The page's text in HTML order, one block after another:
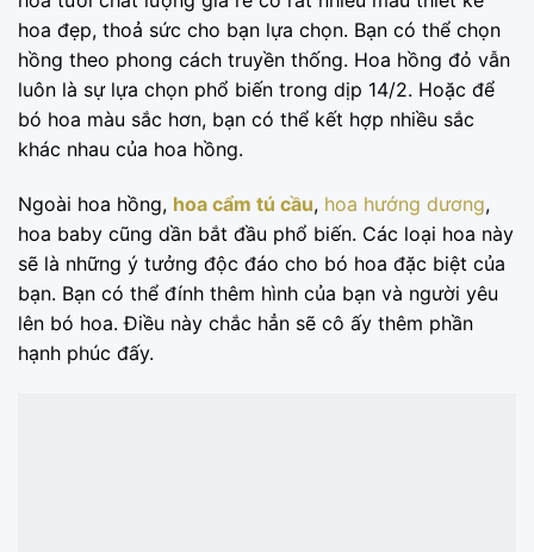
hoa đẹp, thoả sức cho bạn lựa chọn. Bạn có thể chọn
hồng theo phong cách truyền thống. Hoa hồng đỏ vẫn
luôn là sự lựa chọn phổ biến trong dịp 14/2. Hoặc để
bó hoa màu sắc hơn, bạn có thể kết hợp nhiều sắc
khác nhau của hoa hồng.
Ngoài hoa hồng, hoa cẩm tú cầu, hoa hướng dương,
hoa baby cũng dần bắt đầu phổ biến. Các loại hoa này
sẽ là những ý tưởng độc đáo cho bó hoa đặc biệt của
bạn. Bạn có thể đính thêm hình của bạn và người yêu
lên bó hoa. Điều này chắc hẳn sẽ cô ấy thêm phần
hạnh phúc đấy.